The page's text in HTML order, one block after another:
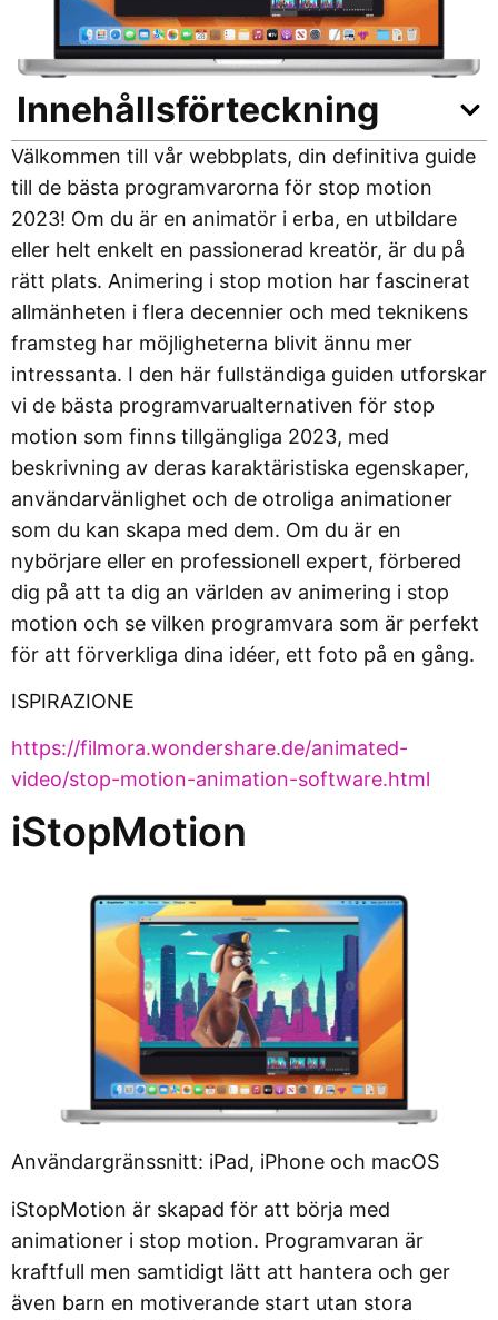
Innehållsförteckning
Välkommen till vår webbplats, din definitiva guide
till de bästa programvarorna för stop motion
2023! Om du är en animatör i erba, en utbildare
eller helt enkelt en passionerad kreatör, är du på
rätt plats. Animering i stop motion har fascinerat
allmänheten i flera decennier och med teknikens
framsteg har möjligheterna blivit ännu mer
intressanta. I den här fullständiga guiden utforskar
vi de bästa programvarualternativen för stop
motion som finns tillgängliga 2023, med
beskrivning av deras karaktäristiska egenskaper,
användarvänlighet och de otroliga animationer
som du kan skapa med dem. Om du är en
nybörjare eller en professionell expert, förbered
dig på att ta dig an världen av animering i stop
motion och se vilken programvara som är perfekt
för att förverkliga dina idéer, ett foto på en gång.
ISPIRAZIONE
https://filmora.wondershare.de/animated-
video/stop-motion-animation-software.html
iStopMotion
Användargränssnitt: iPad, iPhone och macOS
iStopMotion är skapad för att börja med
animationer i stop motion. Programvaran är
kraftfull men samtidigt lätt att hantera och ger
även barn en motiverande start utan stora